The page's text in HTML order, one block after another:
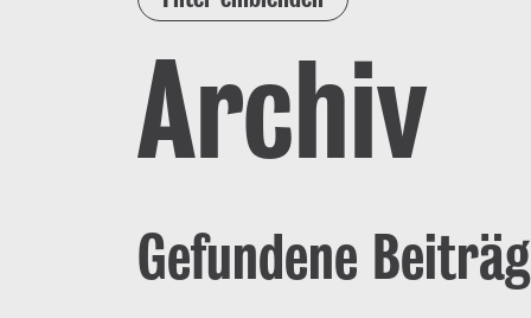
Archiv
Gefundene